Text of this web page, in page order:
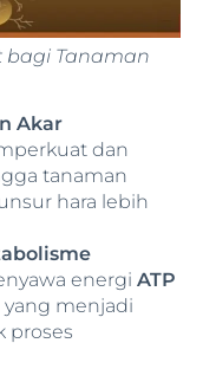
bagi Tanaman
Akar
dan
tanaman
hara lebih
energi ATP
yang menjadi
proses